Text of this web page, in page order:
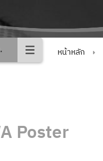
หน้าหลัก
Poster